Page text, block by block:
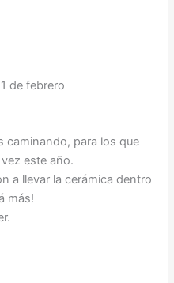
de febrero
caminando, para los que
este año.
a llevar la cerámica dentro
más!